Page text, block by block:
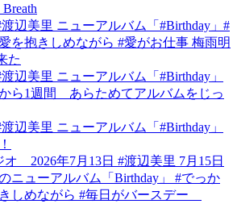
渡辺美里 ニューアルバム「#Birthday」#
を抱きしめながら #愛がお仕事 梅雨明
た
辺美里 ニューアルバム「#Birthday」
ら1週間 あらためてアルバムをじっ
辺美里 ニューアルバム「#Birthday」
オ 2026年7月13日 #渡辺美里 7月15日
ニューアルバム「Birthday」 #でっか
しめながら #毎日がバースデー